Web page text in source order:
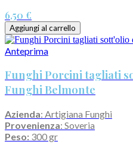
6,50 €
Aggiungi al carrello
Anteprima
Funghi Porcini tagliati
Funghi Belmonte
Azienda: Artigiana Funghi
Provenienza: Soveria
Peso: 300 gr